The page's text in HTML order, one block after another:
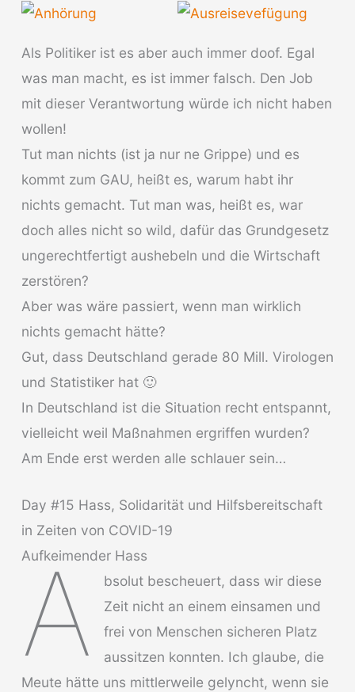
Als Politiker ist es aber auch immer doof. Egal
was man macht, es ist immer falsch. Den Job
mit dieser Verantwortung würde ich nicht haben
wollen!
Tut man nichts (ist ja nur ne Grippe) und es
kommt zum GAU, heißt es, warum habt ihr
nichts gemacht. Tut man was, heißt es, war
doch alles nicht so wild, dafür das Grundgesetz
ungerechtfertigt aushebeln und die Wirtschaft
zerstören?
Aber was wäre passiert, wenn man wirklich
nichts gemacht hätte?
Gut, dass Deutschland gerade 80 Mill. Virologen
und Statistiker hat 🙂
In Deutschland ist die Situation recht entspannt,
vielleicht weil Maßnahmen ergriffen wurden?
Am Ende erst werden alle schlauer sein…
Day #15 Hass, Solidarität und Hilfsbereitschaft
in Zeiten von COVID-19
Aufkeimender Hass
A
bsolut bescheuert, dass wir diese
Zeit nicht an einem einsamen und
frei von Menschen sicheren Platz
aussitzen konnten. Ich glaube, die
Meute hätte uns mittlerweile gelyncht, wenn sie